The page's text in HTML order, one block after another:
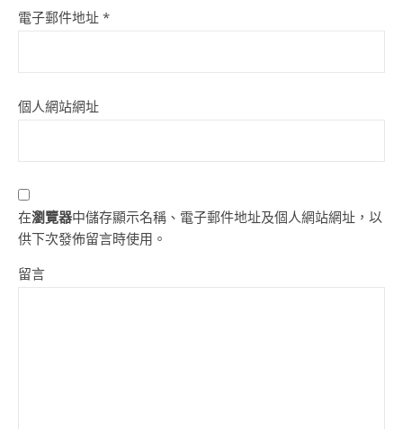
電子郵件地址 *
個人網站網址
在瀏覽器中儲存顯示名稱、電子郵件地址及個人網站網址，以
供下次發佈留言時使用。
留言